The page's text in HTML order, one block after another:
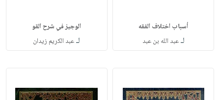
أسباب اختلاف الفقه
لـعبد الله بن عبد
الوجيز في شرح القو
لـعبد الكريم زيدان